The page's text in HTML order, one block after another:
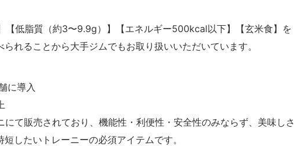
【低脂質（約3〜9.9g）】【エネルギー500kcal以下】【玄米食】を
れることから大手ジムでもお取り扱いいただいています。
に導入
て販売されており、機能性・利便性・安全性のみならず、美味しさ
したいトレーニーの必須アイテムです。